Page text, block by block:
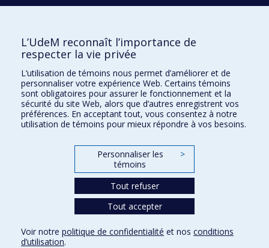
Kinésiologie et des sciences de l’activité physique
Orthophonie et audiologie
Réadaptation
Directions
DPC
CPASS
L’UdeM reconnaît l’importance de
respecter la vie privée
L’utilisation de témoins nous permet d’améliorer et de
personnaliser votre expérience Web. Certains témoins
sont obligatoires pour assurer le fonctionnement et la
sécurité du site Web, alors que d’autres enregistrent vos
préférences. En acceptant tout, vous consentez à notre
utilisation de témoins pour mieux répondre à vos besoins.
Personnaliser les
témoins
>
Tout refuser
Tout accepter
Voir notre politique de confidentialité et nos conditions
d’utilisation.